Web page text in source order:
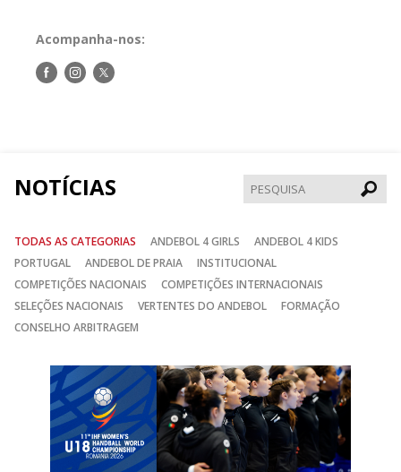
Acompanha-nos:
Siga-Siga-Siga-
NOTÍCIAS
TODAS AS CATEGORIAS ANDEBOL 4 GIRLS
ANDEBOL 4 KIDS
PORTUGAL
ANDEBOL DE PRAIA
INSTITUCIONAL
COMPETIÇÕES NACIONAIS
COMPETIÇÕES INTERNACIONAIS
SELEÇÕES NACIONAIS
VERTENTES DO ANDEBOL
FORMAÇÃO
CONSELHO ARBITRAGEM
Anterior